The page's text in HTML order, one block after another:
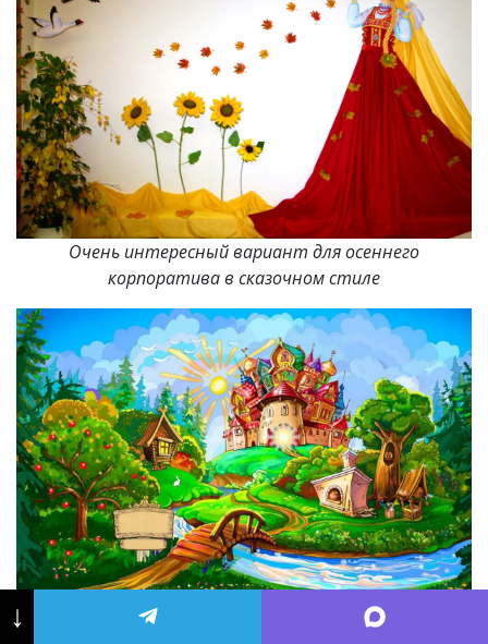
Очень интересный вариант для осеннего
корпоратива в сказочном стиле
↓